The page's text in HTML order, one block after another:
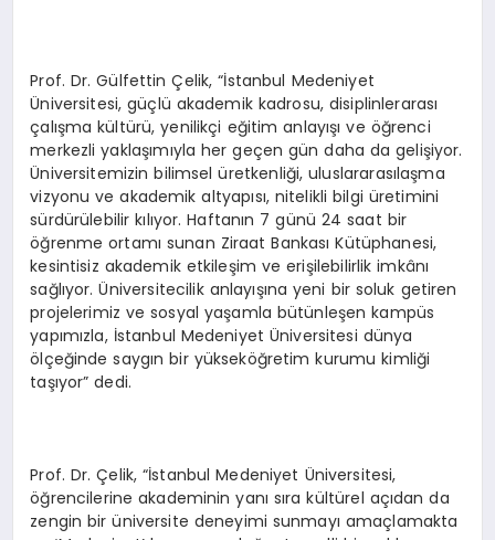
Prof. Dr. Gülfettin Çelik, “İstanbul Medeniyet
Üniversitesi, güçlü akademik kadrosu, disiplinlerarası
çalışma kültürü, yenilikçi eğitim anlayışı ve öğrenci
merkezli yaklaşımıyla her geçen gün daha da gelişiyor.
Üniversitemizin bilimsel üretkenliği, uluslararasılaşma
vizyonu ve akademik altyapısı, nitelikli bilgi üretimini
sürdürülebilir kılıyor. Haftanın 7 günü 24 saat bir
öğrenme ortamı sunan Ziraat Bankası Kütüphanesi,
kesintisiz akademik etkileşim ve erişilebilirlik imkânı
sağlıyor. Üniversitecilik anlayışına yeni bir soluk getiren
projelerimiz ve sosyal yaşamla bütünleşen kampüs
yapımızla, İstanbul Medeniyet Üniversitesi dünya
ölçeğinde saygın bir yükseköğretim kurumu kimliği
taşıyor” dedi.
Prof. Dr. Çelik, “İstanbul Medeniyet Üniversitesi,
öğrencilerine akademinin yanı sıra kültürel açıdan da
zengin bir üniversite deneyimi sunmayı amaçlamakta